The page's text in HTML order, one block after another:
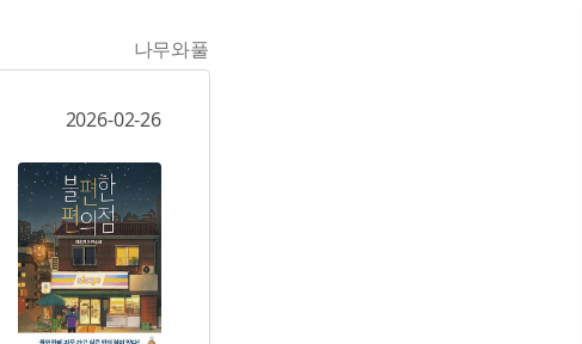
나무와풀
2026-02-26